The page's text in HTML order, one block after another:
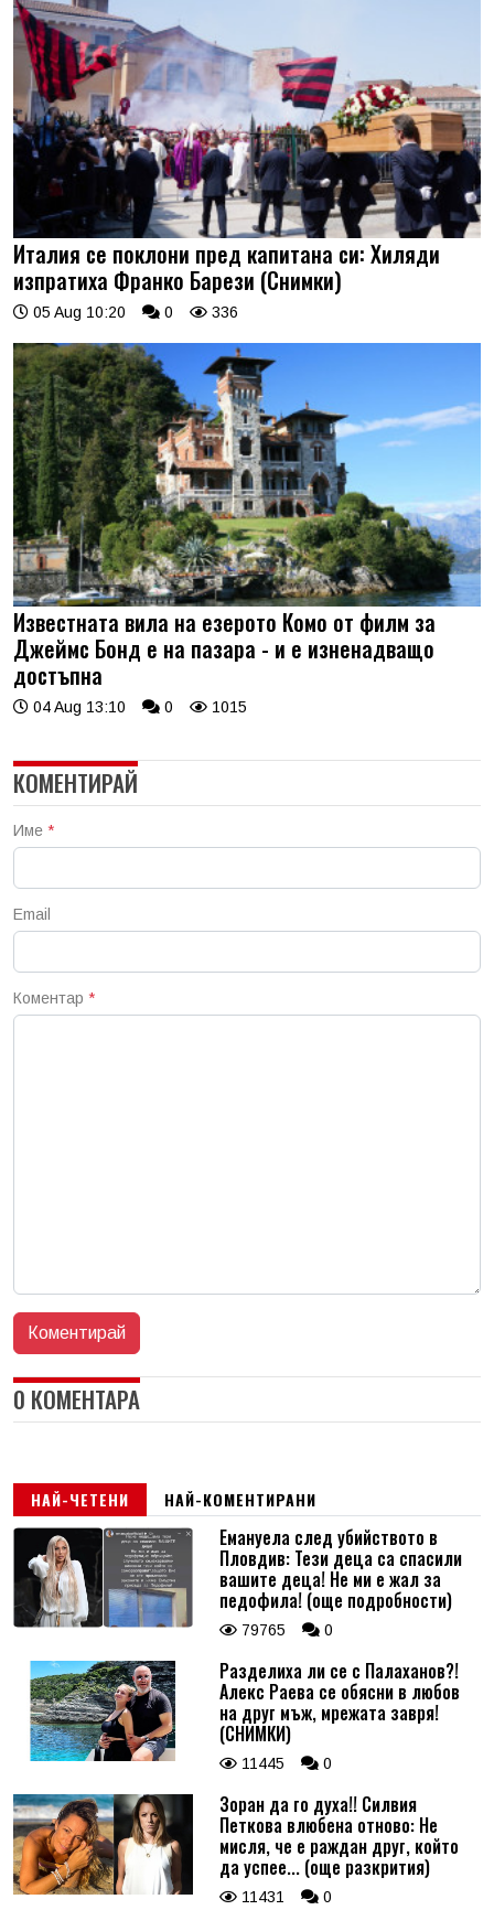
Италия се поклони пред капитана си: Хиляди
изпратиха Франко Барези (Снимки)
05 Aug 10:20 0 336
Известната вила на езерото Комо от филм за
Джеймс Бонд е на пазара - и е изненадващо
достъпна
04 Aug 13:10 0 1015
КОМЕНТИРАЙ
Име *
Email
Коментар *
0 КОМЕНТАРА
НАЙ-ЧЕТЕНИ НАЙ-КОМЕНТИРАНИ
Емануела след убийството в
Пловдив: Тези деца са спасили
вашите деца! Не ми е жал за
педофила! (още подробности)
79765 0
Разделиха ли се с Палаханов?!
Алекс Раева се обясни в любов
на друг мъж, мрежата завря!
(СНИМКИ)
11445 0
Зоран да го духа!! Силвия
Петкова влюбена отново: Не
мисля, че е раждан друг, който
да успее... (още разкрития)
11431 0